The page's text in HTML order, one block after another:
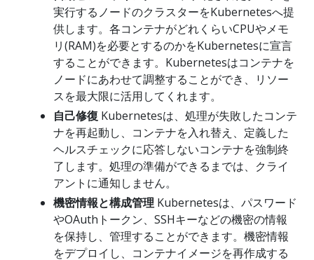
実行するノードのクラスターをKubernetesへ提
供します。各コンテナがどれくらいCPUやメモ
リ(RAM)を必要とするのかをKubernetesに宣言
することができます。Kubernetesはコンテナを
ノードにあわせて調整することができ、リソー
スを最大限に活用してくれます。
自己修復 Kubernetesは、処理が失敗したコンテ
ナを再起動し、コンテナを入れ替え、定義した
ヘルスチェックに応答しないコンテナを強制終
了します。処理の準備ができるまでは、クライ
アントに通知しません。
機密情報と構成管理 Kubernetesは、パスワード
やOAuthトークン、SSHキーなどの機密の情報
を保持し、管理することができます。機密情報
をデプロイし、コンテナイメージを再作成する